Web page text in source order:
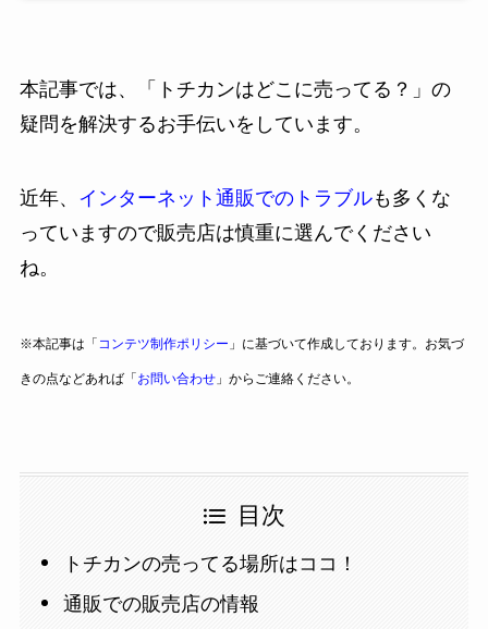
本記事では、「トチカンはどこに売ってる？」の
疑問を解決するお手伝いをしています。
近年、 インターネット通販でのトラブルも多くな
っていますので販売店は慎重に選んでください
ね。
※本記事は「 コンテツ制作ポリシー 」に基づいて作成しております。お気づ
きの点などあれば「 お問い合わせ」からご連絡ください。
目次
トチカンの売ってる場所はココ！
通販での販売店の情報